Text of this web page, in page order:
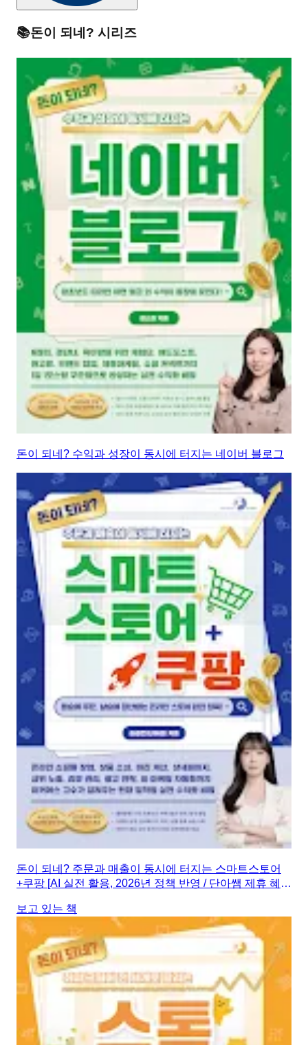
📚돈이 되네? 시리즈
돈이 되네? 수익과 성장이 동시에 터지는 네이버 블로그
돈이 되네? 주문과 매출이 동시에 터지는 스마트스토어
+쿠팡 [AI 실전 활용, 2026년 정책 반영 / 단아쌤 제휴 혜
보고 있는 책